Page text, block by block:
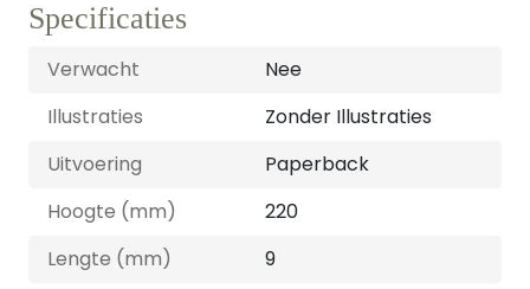
Specificaties
Verwacht
Nee
Illustraties
Zonder Illustraties
Uitvoering
Paperback
Hoogte (mm)
220
Lengte (mm)
9